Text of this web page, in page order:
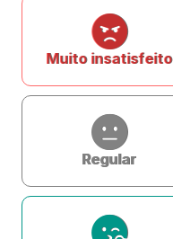
Muito insatisfeito
Regular